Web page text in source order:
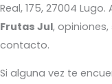
Real, 175, 27004
Frutas Jul,
contacto.
Si alguna vez te